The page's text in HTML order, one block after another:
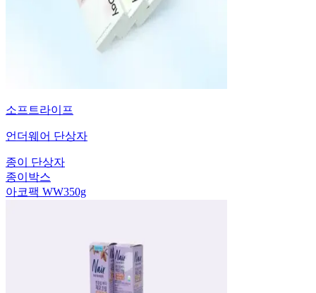
소프트라이프
언더웨어 단상자
종이 단상자
종이박스
아코팩 WW350g